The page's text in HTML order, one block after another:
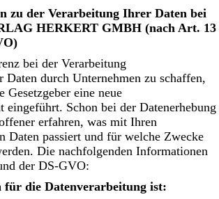
zu der Verarbeitung Ihrer Daten bei
HERKERT GMBH (nach Art. 13
bei der Verarbeitung
Daten durch Unternehmen zu schaffen,
Gesetzgeber eine neue
Schon bei der Datenerhebung
erfahren, was mit Ihren
Daten passiert und für welche Zwecke
Die nachfolgenden Informationen
der DS-GVO:
die Datenverarbeitung ist: